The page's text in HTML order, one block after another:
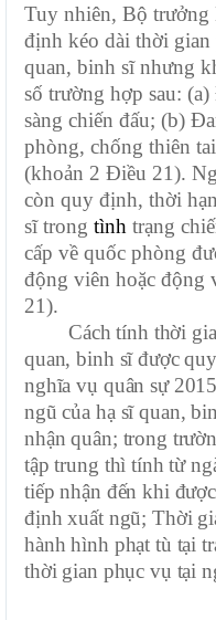
Tuy nhiên, Bộ trưởng
định kéo dài thời gian
quan, binh sĩ nhưng
số trường hợp sau:
sàng chiến đấu; (b)
phòng, chống thiên
(khoản 2 Điều 21).
còn quy định, thời hạn
sĩ trong tình trạng
cấp về quốc phòng
động viên hoặc động
21).
Cách tính thời
quan, binh sĩ được
nghĩa vụ quân sự
ngũ của hạ sĩ quan,
nhận quân; trong
tập trung thì tính từ
tiếp nhận đến khi
định xuất ngũ; Thời
hành hình phạt tù tại
thời gian phục vụ tại